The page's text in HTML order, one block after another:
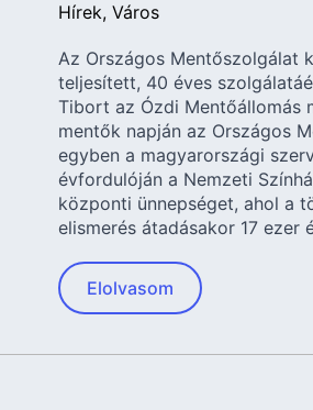
Hírek Város
Az Országos Mentőszolgálat
teljesített, 40 éves
Tibort az Ózdi Mentőállomás
mentők napján az Országos
egyben a magyarországi
évfordulóján a Nemzeti
központi ünnepséget, ahol a
elismerés átadásakor 17
Elolvasom